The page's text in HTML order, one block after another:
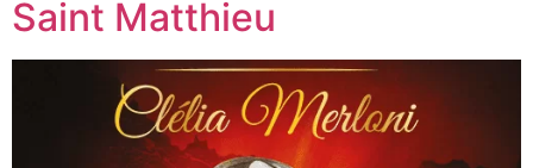
Saint Matthieu